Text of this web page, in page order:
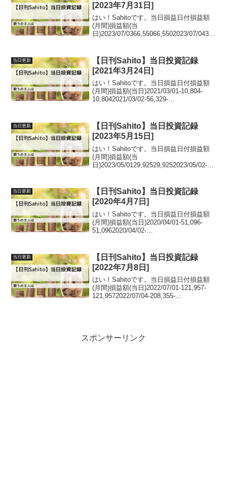
[2023年7月31日]
はい！Sahitoです。当日損益日付損益額
(月間)損益額(当
日)2023/07/0366,55066,5502023/07/0432,
当日更新
【日刊Sahito】当日投資記録
[2021年3月24日]
はい！Sahitoです。当日損益日付損益額
(月間)損益額(当日)2021/03/01-10,804-
10,8042021/03/02-56,329-
当日更新
【日刊Sahito】当日投資記録
[2023年5月15日]
はい！Sahitoです。当日損益日付損益額
(月間)損益額(当
日)2023/05/0129,92529,9252023/05/02-
998,41871,1...
当日更新
【日刊Sahito】当日投資記録
[2020年4月7日]
はい！Sahitoです。当日損益日付損益額
(月間)損益額(当日)2020/04/01-51,096-
51,0962020/04/02-
当日更新
【日刊Sahito】当日投資記録
[2022年7月8日]
はい！Sahitoです。当日損益日付損益額
(月間)損益額(当日)2022/07/01-121,957-
121,9572022/07/04-208,355-
スポンサーリンク